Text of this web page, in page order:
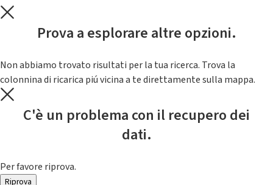
Prova a esplorare altre opzioni.
Non abbiamo trovato risultati per la tua ricerca. Trova la
colonnina di ricarica piú vicina a te direttamente sulla mappa.
C'è un problema con il recupero dei
dati.
Per favore riprova.
Riprova